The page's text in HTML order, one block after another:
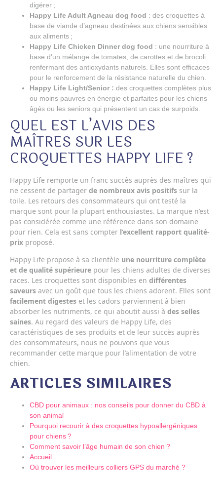
digérer ;
Happy Life Adult Agneau dog food : des croquettes à
base de viande d’agneau destinées aux chiens sensibles
aux aliments ;
Happy Life Chicken Dinner dog food : une nourriture à
base d’un mélange de tomates, de carottes et de brocoli
renfermant des antioxydants naturels. Elles sont efficaces
pour le renforcement de la résistance naturelle du chien.
Happy Life Light/Senior : des croquettes complètes plus
ou moins pauvres en énergie et parfaites pour les chiens
âgés ou les seniors qui présentent un cas de surpoids.
QUEL EST L’AVIS DES
MAÎTRES SUR LES
CROQUETTES HAPPY LIFE ?
Happy Life remporte un franc succès auprès des maîtres qui
ne cessent de partager de nombreux avis positifs sur la
toile. Les retours des consommateurs qui ont testé la
marque sont pour la plupart enthousiastes. La marque n’est
pas considérée comme une référence dans son domaine
pour rien. Cela est sans compter l’excellent rapport qualité-
prix proposé.
Happy Life propose à sa clientèle une nourriture complète
et de qualité supérieure pour les chiens adultes de diverses
races. Les croquettes sont disponibles en différentes
saveurs avec un goût que tous les chiens adorent. Elles sont
facilement digestes et les cadors parviennent à bien
absorber les nutriments, ce qui aboutit aussi à des selles
saines. Au regard des valeurs de Happy Life, des
caractéristiques de ses produits et de leur succès auprès
des consommateurs, nous ne pouvons que vous
recommander cette marque pour l’alimentation de votre
chien.
ARTICLES SIMILAIRES
CBD pour animaux : nos conseils pour donner du CBD à
son animal
Pourquoi recourir à des croquettes hypoallergéniques
pour chiens ?
Comment savoir l’âge humain de son chien ?
Accueil
Où trouver les meilleurs colliers GPS du marché ?